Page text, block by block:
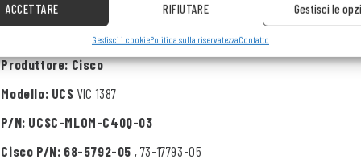
ACCETTARE RIFIUTARE Gestisci le
Gestisci i cookiePolitica sulla riservatezzaContatto
Specifiche:
Produttore: Cisco
Modello: UCS VIC 1387
P/N: UCSC-MLOM-C40Q-03
Cisco P/N: 68-5792-05 , 73-17793-05